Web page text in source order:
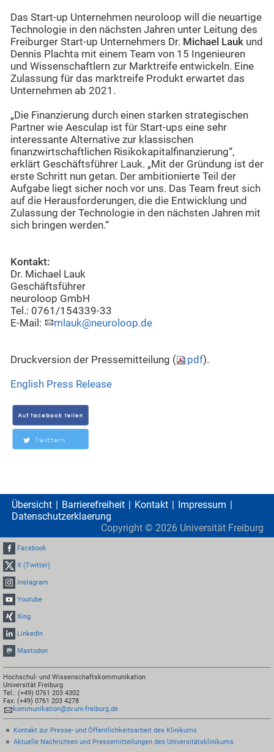
Das Start-up Unternehmen neuroloop will die neuartige
Technologie in den nächsten Jahren unter Leitung des
Freiburger Start-up Unternehmers Dr. Michael Lauk und
Dennis Plachta mit einem Team von 15 Ingenieuren
und Wissenschaftlern zur Marktreife entwickeln. Eine
Zulassung für das marktreife Produkt erwartet das
Unternehmen ab 2021.
„Die Finanzierung durch einen starken strategischen
Partner wie Aesculap ist für Start-ups eine sehr
interessante Alternative zur klassischen
finanzwirtschaftlichen Risikokapitalfinanzierung“,
erklärt Geschäftsführer Lauk. „Mit der Gründung ist der
erste Schritt nun getan. Der ambitionierte Teil der
Aufgabe liegt sicher noch vor uns. Das Team freut sich
auf die Herausforderungen, die die Entwicklung und
Zulassung der Technologie in den nächsten Jahren mit
sich bringen werden.“
Kontakt:
Dr. Michael Lauk
Geschäftsführer
neuroloop GmbH
Tel.: 0761/154339-33
E-Mail:
mlauk@neuroloop.de
Druckversion der Pressemitteilung ( pdf).
English Press Release
Übersicht Barrierefreiheit Kontakt
Impressum
Datenschutzerklaerung
Copyright © 2026 Universität Freiburg
Facebook
X (Twitter)
Instagram
Youtube
Xing
LinkedIn
Mastodon
Hochschul- und Wissenschaftskommunikation
Universität Freiburg
Tel.: (+49) 0761 203 4302
Fax: (+49) 0761 203 4278
kommunikation@zv.uni-freiburg.de
Kontakt zur Presse- und Öffentlichkeitsarbeit des Klinikums
Aktuelle Nachrichten und Pressemitteilungen des Universitätsklinikums